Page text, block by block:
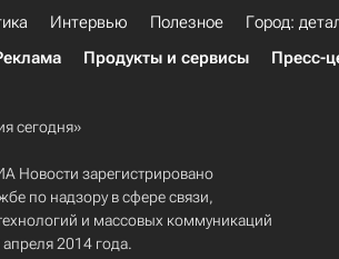
Интервью Полезное
Город:
Продукты и сервисы Пресс-
сегодня»
Новости зарегистрировано
по надзору в сфере связи,
и массовых коммуникаций
2014 года.